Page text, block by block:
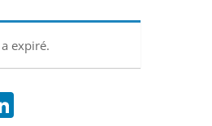
expiré.